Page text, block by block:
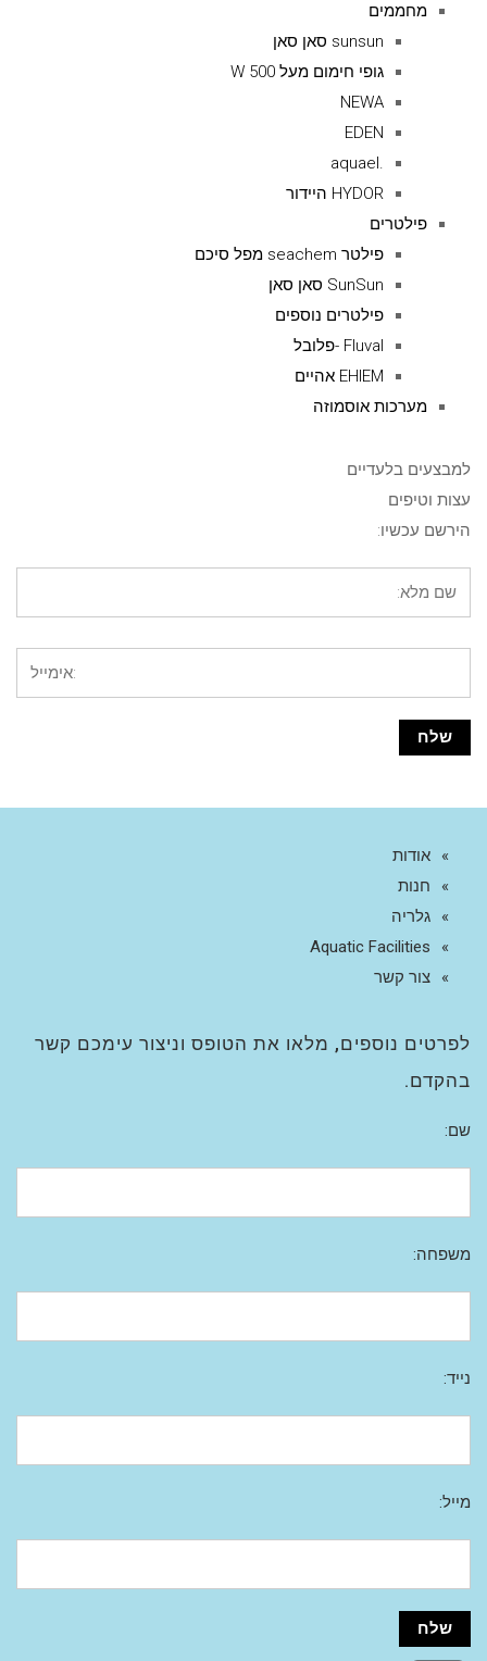
מחממים
sunsun סאן סאן
גופי חימום מעל 500 W
NEWA
EDEN
.aquael
HYDOR היידור
פילטרים
פילטר seachem מפל סיכם
SunSun סאן סאן
פילטרים נוספים
Fluval -פלובל
EHIEM אהיים
מערכות אוסמוזה
למבצעים בלעדיים
עצות וטיפים
הירשם עכשיו:
אודות
חנות
גלריה
Aquatic Facilities
צור קשר
לפרטים נוספים, מלאו את הטופס וניצור עימכם קשר
בהקדם.
שם:
משפחה:
נייד:
מייל: